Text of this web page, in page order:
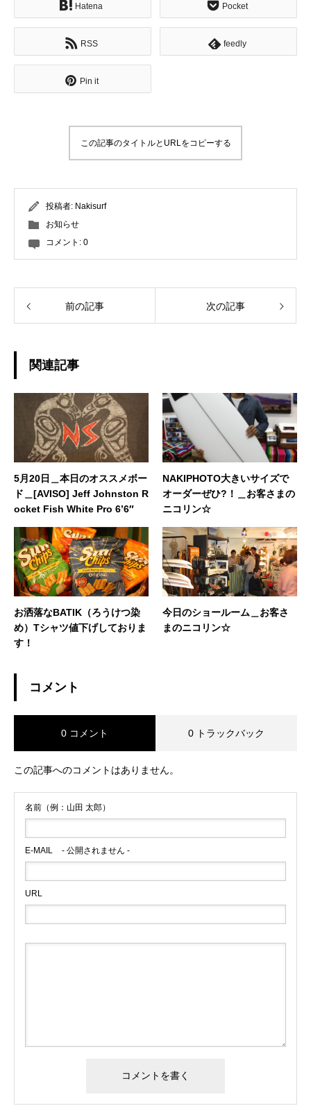
Hatena Pocket
RSS feedly
Pin it
この記事のタイトルとURLをコピーする
投稿者: Nakisurf
お知らせ
コメント: 0
前の記事 次の記事
関連記事
5月20日＿本日のオススメボー
ド＿[AVISO] Jeff Johnston R
ocket Fish White Pro 6’6″
NAKIPHOTO大きいサイズで
オーダーぜひ?！＿お客さまの
ニコリン☆
お洒落なBATIK（ろうけつ染
め）Tシャツ値下げしておりま
す！
今日のショールーム＿お客さ
まのニコリン☆
コメント
0 コメント 0 トラックバック
この記事へのコメントはありません。
名前（例：山田 太郎）
E-MAIL - 公開されません -
URL